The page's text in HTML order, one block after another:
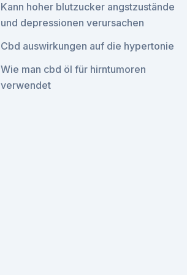
Kann hoher blutzucker angstzustände
und depressionen verursachen
Cbd auswirkungen auf die hypertonie
Wie man cbd öl für hirntumoren
verwendet